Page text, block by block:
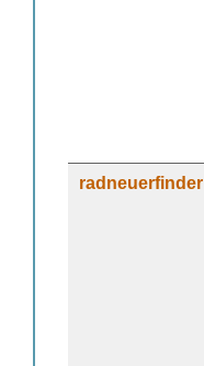
radneuerfinder